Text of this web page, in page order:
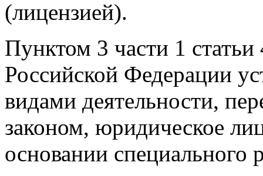
(лицензией).
Пунктом 3 части 1 статьи
Российской Федерации
видами деятельности,
законом, юридическое
основании специального